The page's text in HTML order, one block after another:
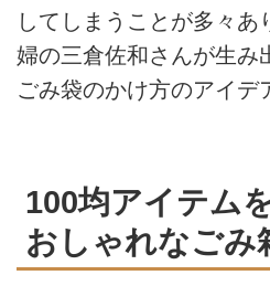
してしまうことが多々あ
婦の三倉佐和さんが生み
ごみ袋のかけ方のアイデ
100均アイテム
おしゃれなごみ